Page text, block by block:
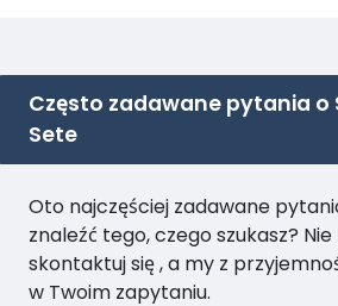
Często zadawane pytania o
Sete
Oto najczęściej zadawane
znaleźć tego, czego szukasz?
skontaktuj się , a my z
w Twoim zapytaniu.